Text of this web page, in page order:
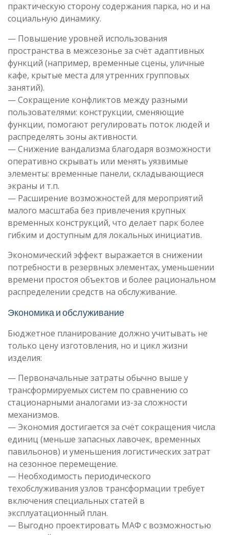
практическую сторону содержания парка, но и на
социальную динамику.
— Повышение уровней использования
пространства в межсезонье за счёт адаптивных
функций (например, временные сцены, уличные
кафе, крытые места для утренних групповых
занятий).
— Сокращение конфликтов между разными
пользователями: конструкции, сменяющие
функции, помогают регулировать поток людей и
распределять зоны активности.
— Снижение вандализма благодаря возможности
оперативно скрывать или менять уязвимые
элементы: временные панели, складывающиеся
экраны и т.п.
— Расширение возможностей для мероприятий
малого масштаба без привлечения крупных
временных конструкций, что делает парк более
гибким и доступным для локальных инициатив.
Экономический эффект выражается в снижении
потребности в резервных элементах, уменьшении
времени простоя объектов и более рациональном
распределении средств на обслуживание.
Экономика и обслуживание
Бюджетное планирование должно учитывать не
только цену изготовления, но и цикл жизни
изделия:
— Первоначальные затраты обычно выше у
трансформируемых систем по сравнению со
стационарными аналогами из-за сложности
механизмов.
— Экономия достигается за счёт сокращения числа
единиц (меньше запасных лавочек, временных
павильонов) и уменьшения логистических затрат
на сезонное перемещение.
— Необходимость периодического
техобслуживания узлов трансформации требует
включения специальных статей в
эксплуатационный план.
— Выгодно проектировать МАФ с возможностью